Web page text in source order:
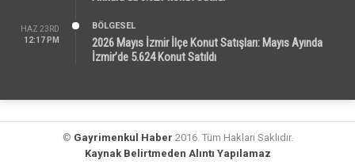
HAZ 23RD
12:17 PM
BÖLGESEL
2026 Mayıs İzmir İlçe Konut Satışları: Mayıs Ayında
İzmir’de 5.624 Konut Satıldı
© Gayrimenkul Haber 2016. Tüm Hakları Saklıdır.
Kaynak Belirtmeden Alıntı Yapılamaz